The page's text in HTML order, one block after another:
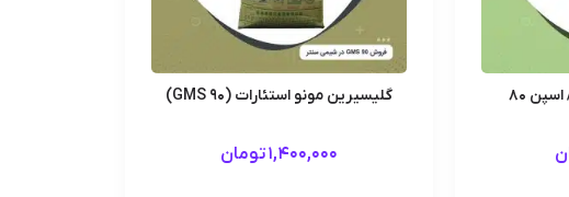
80 گلیسیرین مونو استئارات (GMS 90)
1,400,000تومان